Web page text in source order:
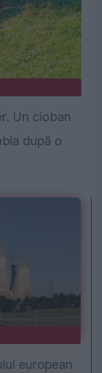
Un cioban
după o
european